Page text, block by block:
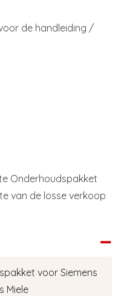
de handleiding /
Onderhoudspakket
van de losse verkoop
voor Siemens
Miele